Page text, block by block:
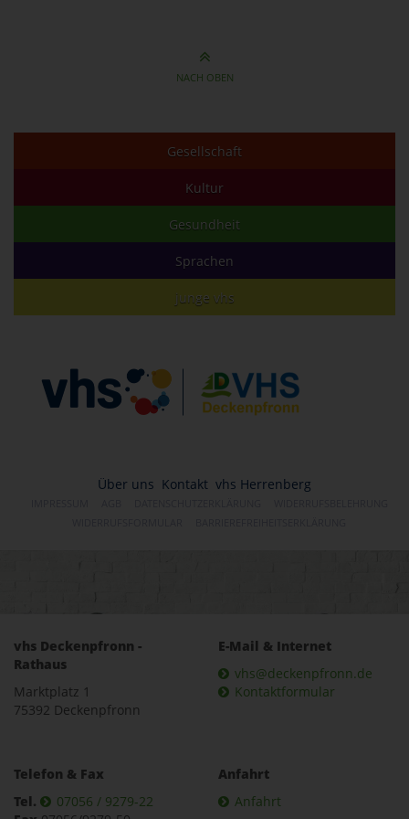
NACH OBEN
Gesellschaft
Kultur
Gesundheit
Sprachen
junge vhs
Über uns Kontakt vhs Herrenberg
vhs Deckenpfronn -
Rathaus
Marktplatz 1
75392 Deckenpfronn
E-Mail & Internet
vhs@deckenpfronn.de
Kontaktformular
Telefon & Fax
Tel.
07056 / 9279-22
Anfahrt
Anfahrt